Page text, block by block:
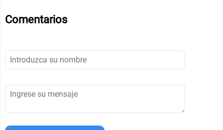
Comentarios